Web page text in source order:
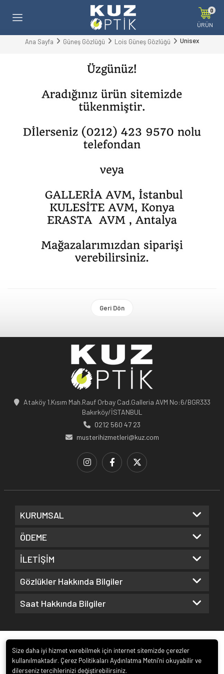
0
ÜRÜN
Ana Sayfa Güneş Gözlüğü Lois Güneş Gözlüğü Unisex
Geri Dön
Ataköy 1.Kısım Mah.Rauf Orbay Cad.Galleria AVM No:6/BGR333
Bakırköy/İSTANBUL
0212 560 47 23
musterihizmetleri@kuz.com
KURUMSAL
ÖDEME
İLETİŞİM
Gözlükler Hakkında Bilgiler
Saat Hakkında Bilgiler
Size daha iyi hizmet verebilmek için internet sitemizde çerezler
kullanılmaktadır. Çerez Politikaları Aydınlatma Metni’ni okuyabilir ve
dilerseniz tercihlerinizi değiştirebilirsiniz.